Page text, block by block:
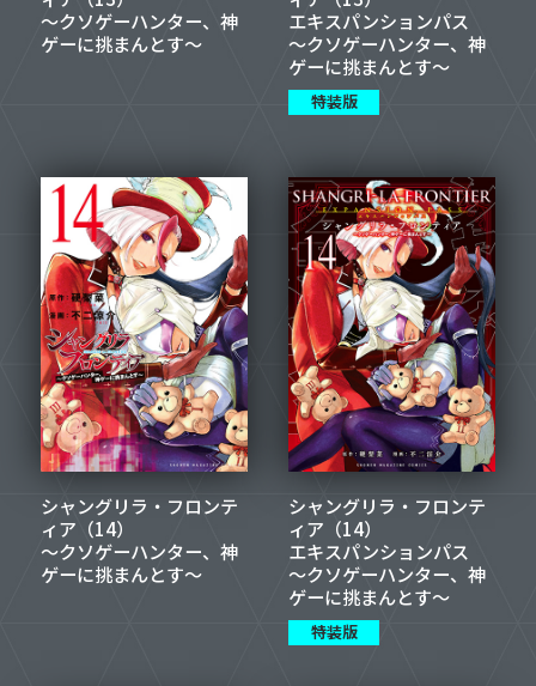
～クソゲーハンター、神
ゲーに挑まんとす～
エキスパンションパス
～クソゲーハンター、神
ゲーに挑まんとす～
特装版
シャングリラ・フロンテ
ィア（14）
～クソゲーハンター、神
ゲーに挑まんとす～
シャングリラ・フロンテ
ィア（14）
エキスパンションパス
～クソゲーハンター、神
ゲーに挑まんとす～
特装版